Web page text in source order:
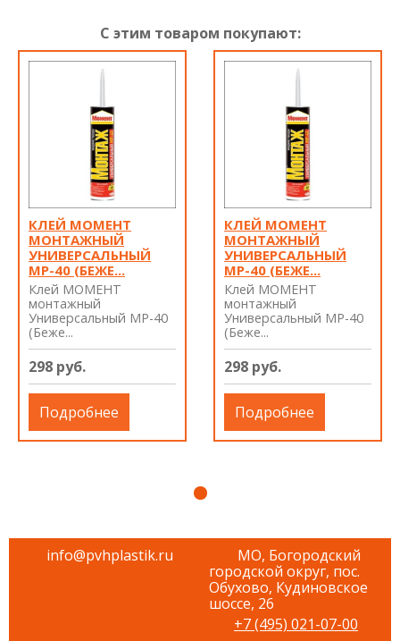
С этим товаром покупают:
КЛЕЙ МОМЕНТ
МОНТАЖНЫЙ
УНИВЕРСАЛЬНЫЙ
МP-40 (БЕЖЕ...
Клей МОМЕНТ
монтажный
Универсальный МP-40
(Беже...
298 руб.
Подробнее
КЛЕЙ МОМЕНТ
МОНТАЖНЫЙ
УНИВЕРСАЛЬНЫЙ
МP-40 (БЕЖЕ...
Клей МОМЕНТ
монтажный
Универсальный МP-40
(Беже...
298 руб.
Подробнее
info@pvhplastik.ru
МО, Богородский
городской округ, пос.
Обухово, Кудиновское
шоссе, 26
+7 (495) 021-07-00